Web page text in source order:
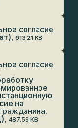
согласие
613.21 KB
согласие
на
487.53 KB